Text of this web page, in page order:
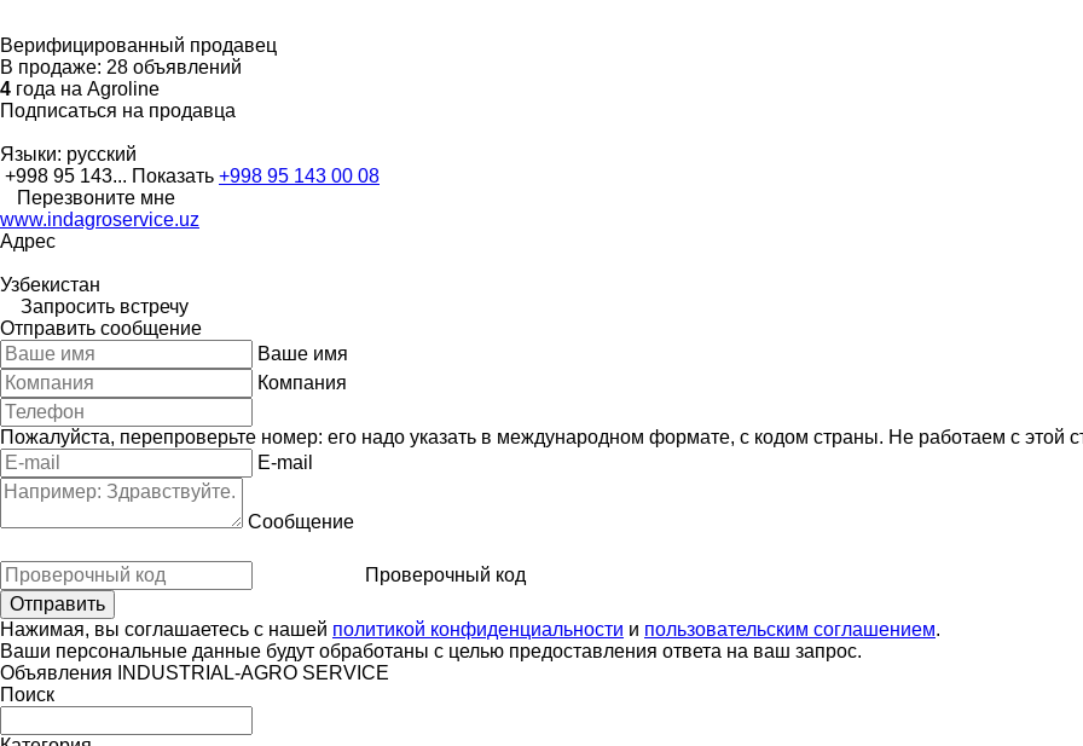
Верифицированный продавец
В продаже: 28 объявлений
4 года на Agroline
Подписаться на продавца
Языки: русский
+998 95 143... Показать +998 95 143 00 08
Перезвоните мне
www.indagroservice.uz
Адрес
Узбекистан
Запросить встречу
Отправить сообщение
Ваше имя
Компания
Пожалуйста, перепроверьте номер: его надо указать в международном формате, с кодом страны. Не работаем с этой
E-mail
Сообщение
Проверочный код
Нажимая, вы соглашаетесь с нашей политикой конфиденциальности и пользовательским соглашением.
Ваши персональные данные будут обработаны с целью предоставления ответа на ваш запрос.
Объявления INDUSTRIAL-AGRO SERVICE
Поиск